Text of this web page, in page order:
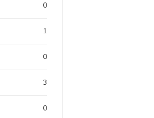
0
1
0
3
0